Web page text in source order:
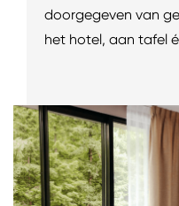
doorgegeven van
het hotel, aan tafel